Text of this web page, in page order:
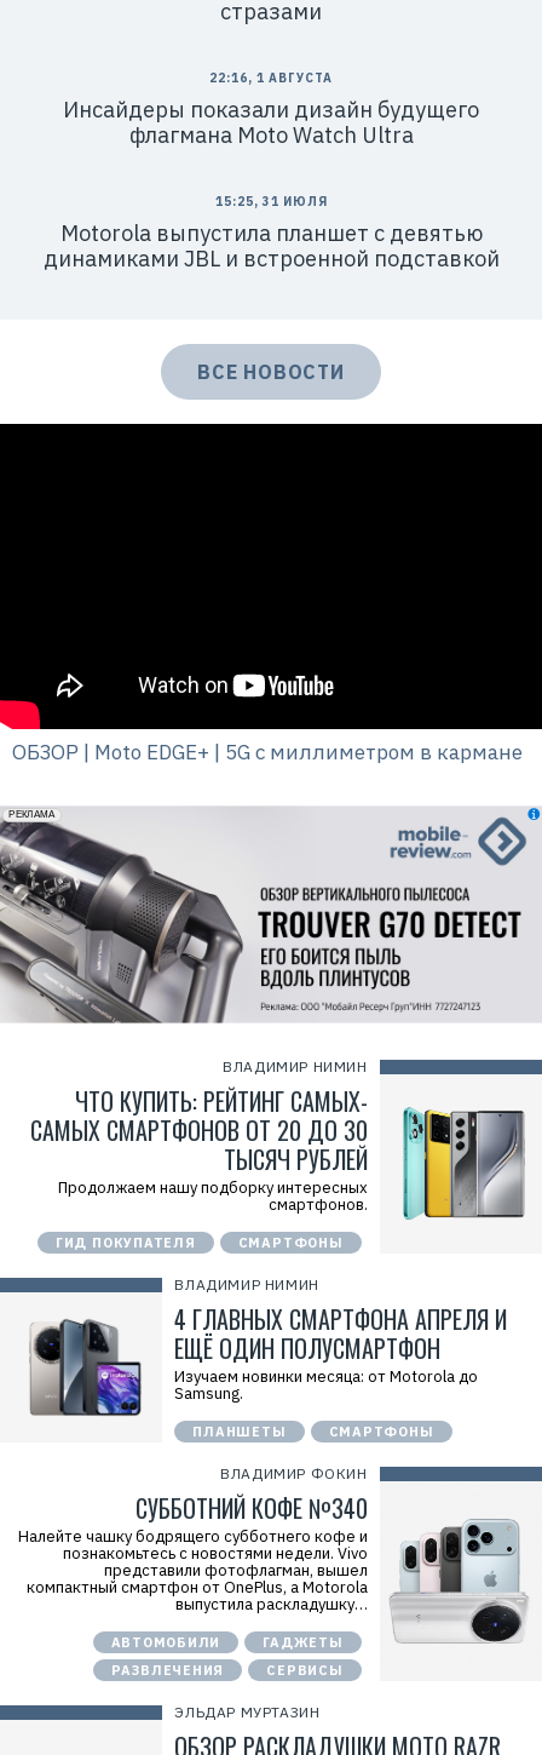
ВЛАДИМИР НИМИН
ЧТО КУПИТЬ: РЕЙТИНГ САМЫХ-
САМЫХ СМАРТФОНОВ ОТ 20 ДО 30
ТЫСЯЧ РУБЛЕЙ
Продолжаем нашу подборку интересных
смартфонов.
ГИД ПОКУПАТЕЛЯ СМАРТФОНЫ
ВЛАДИМИР НИМИН
4 ГЛАВНЫХ СМАРТФОНА АПРЕЛЯ И
ЕЩЁ ОДИН ПОЛУСМАРТФОН
Изучаем новинки месяца: от Motorola до
Samsung.
ПЛАНШЕТЫ СМАРТФОНЫ
ВЛАДИМИР ФОКИН
СУББОТНИЙ КОФЕ №340
Налейте чашку бодрящего субботнего кофе и
познакомьтесь с новостями недели. Vivo
представили фотофлагман, вышел
компактный смартфон от OnePlus, а Motorola
выпустила раскладушку…
АВТОМОБИЛИ
ГАДЖЕТЫ
РАЗВЛЕЧЕНИЯ
СЕРВИСЫ
ЭЛЬДАР МУРТАЗИН
ОБЗОР РАСКЛАДУШКИ MOTO RAZR
стразами
22:16, 1 АВГУСТА
Инсайдеры показали дизайн будущего
флагмана Moto Watch Ultra
15:25, 31 ИЮЛЯ
Motorola выпустила планшет с девятью
динамиками JBL и встроенной подставкой
ВСЕ НОВОСТИ
ОБЗОР | Moto EDGE+ | 5G с миллиметром в кармане
erid: 2VfnxxmNzs5
РЕКЛАМА